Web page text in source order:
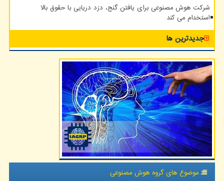
شرکت هوش مصنوعی برای یافتن گنج، دزد دریایی با حقوق بالا
استخدام می کند
جدیدترین ها
موضوع های گروه هوش مصنوعی